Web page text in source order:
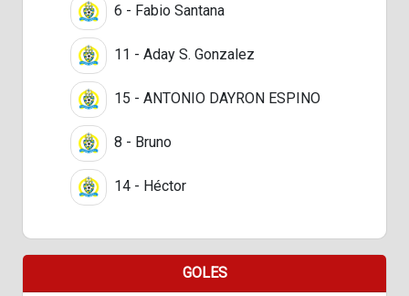
6 - Fabio Santana
11 - Aday S. Gonzalez
15 - ANTONIO DAYRON ESPINO
8 - Bruno
14 - Héctor
GOLES